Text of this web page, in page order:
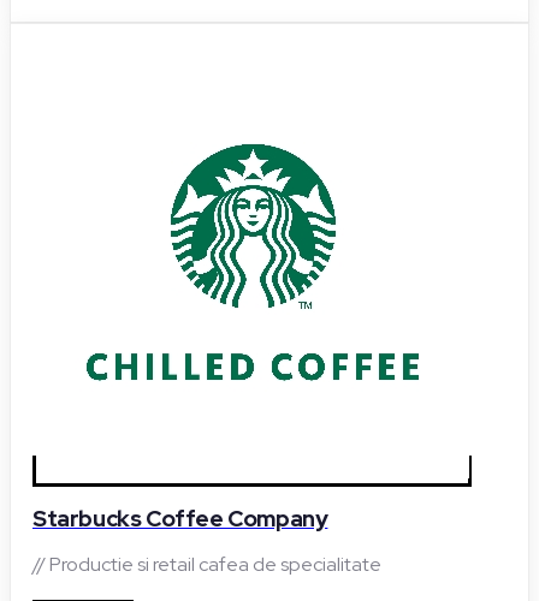
Starbucks Coffee Company
// Productie si retail cafea de specialitate